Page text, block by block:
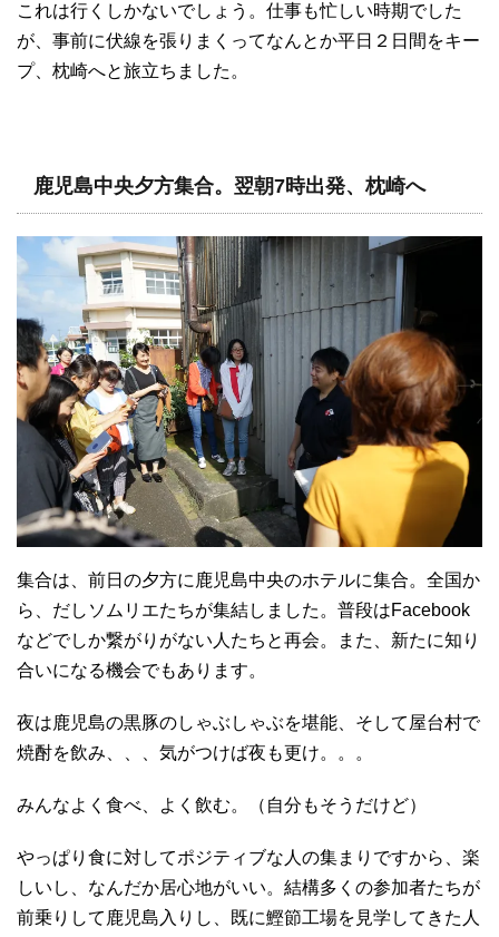
これは行くしかないでしょう。仕事も忙しい時期でした
が、事前に伏線を張りまくってなんとか平日２日間をキー
プ、枕崎へと旅立ちました。
鹿児島中央夕方集合。翌朝7時出発、枕崎へ
集合は、前日の夕方に鹿児島中央のホテルに集合。全国か
ら、だしソムリエたちが集結しました。普段はFacebook
などでしか繋がりがない人たちと再会。また、新たに知り
合いになる機会でもあります。
夜は鹿児島の黒豚のしゃぶしゃぶを堪能、そして屋台村で
焼酎を飲み、、、気がつけば夜も更け。。。
みんなよく食べ、よく飲む。（自分もそうだけど）
やっぱり食に対してポジティブな人の集まりですから、楽
しいし、なんだか居心地がいい。結構多くの参加者たちが
前乗りして鹿児島入りし、既に鰹節工場を見学してきた人